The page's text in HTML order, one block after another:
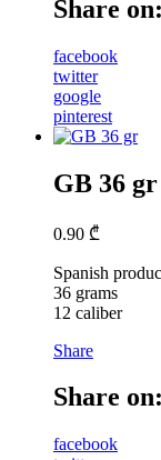
Share on:
facebook
twitter
google
pinterest
GB 36 gr
0.90 ₾
Spanish
36 grams
12 caliber
Share
Share on:
facebook